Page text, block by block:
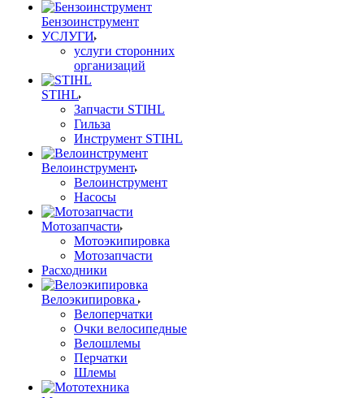
Бензоинструмент
УСЛУГИ
услуги сторонних
организаций
STIHL
Запчасти STIHL
Гильза
Инструмент STIHL
Велоинструмент
Велоинструмент
Насосы
Мотозапчасти
Мотоэкипировка
Мотозапчасти
Расходники
Велоэкипировка
Велоперчатки
Очки велосипедные
Велошлемы
Перчатки
Шлемы